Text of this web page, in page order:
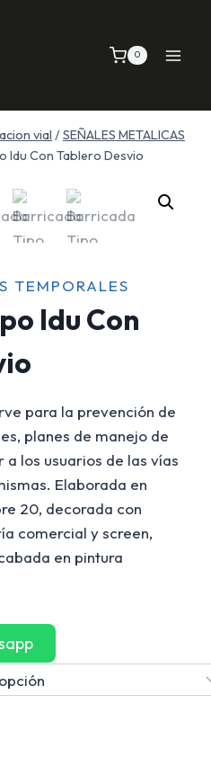
0
vial /SEÑALES METALICAS
Idu Con Tablero Desvio
TEMPORALES
Idu Con
para la prevención de
planes de manejo de
los usuarios de las vías
Elaborada en
20, decorada con
comercial y screen,
en pintura